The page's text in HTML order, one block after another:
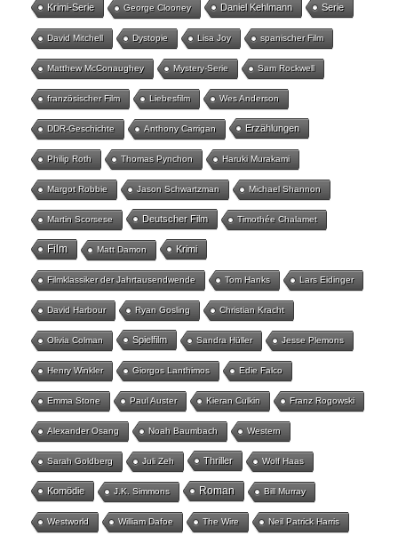
Krimi-Serie George Clooney Daniel Kehlmann Serie
David Mitchell Dystopie Lisa Joy spanischer Film
Matthew McConaughey Mystery-Serie Sam Rockwell
französischer Film Liebesfilm Wes Anderson
DDR-Geschichte Anthony Carrigan Erzählungen
Philip Roth Thomas Pynchon Haruki Murakami
Margot Robbie Jason Schwartzman Michael Shannon
Martin Scorsese Deutscher Film Timothée Chalamet
Film Matt Damon Krimi
Filmklassiker der Jahrtausendwende Tom Hanks Lars Eidinger
David Harbour Ryan Gosling Christian Kracht
Olivia Colman Spielfilm Sandra Hüller Jesse Plemons
Henry Winkler Giorgos Lanthimos Edie Falco
Emma Stone Paul Auster Kieran Culkin Franz Rogowski
Alexander Osang Noah Baumbach Western
Sarah Goldberg Juli Zeh Thriller Wolf Haas
Komödie J.K. Simmons Roman Bill Murray
Westworld William Dafoe The Wire Neil Patrick Harris